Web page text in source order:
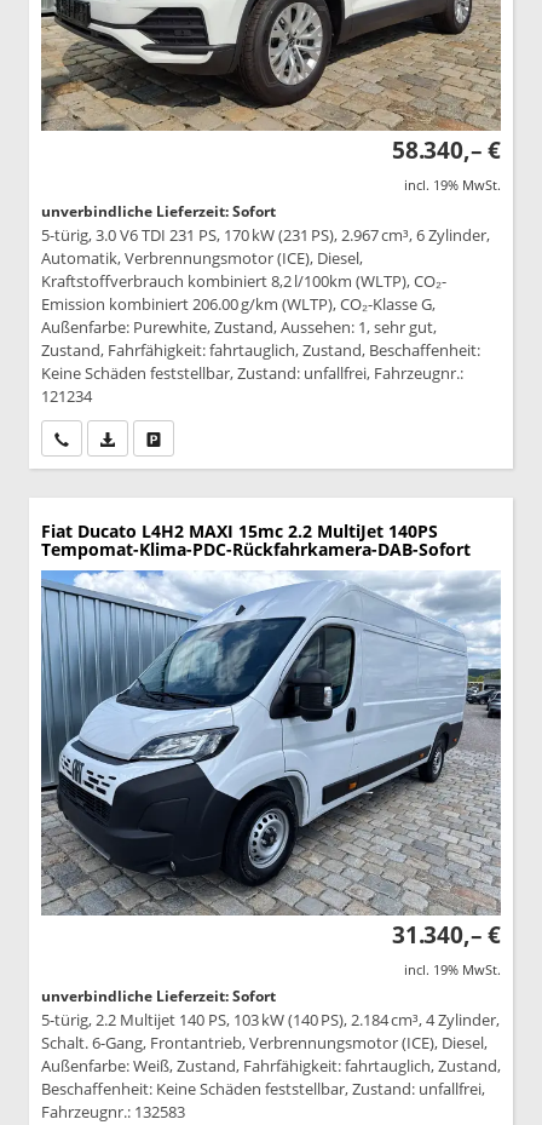
58.340,– €
incl. 19% MwSt.
unverbindliche Lieferzeit: Sofort
5-türig, 3.0 V6 TDI 231 PS, 170 kW (231 PS), 2.967 cm³, 6 Zylinder,
Automatik, Verbrennungsmotor (ICE), Diesel,
Kraftstoffverbrauch kombiniert 8,2 l/100km (WLTP), CO₂-
Emission kombiniert 206.00 g/km (WLTP), CO₂-Klasse G,
Außenfarbe: Purewhite, Zustand, Aussehen: 1, sehr gut,
Zustand, Fahrfähigkeit: fahrtauglich, Zustand, Beschaffenheit:
Keine Schäden feststellbar, Zustand: unfallfrei, Fahrzeugnr.:
121234
Wir rufen Sie anPDF-Datei, Fahrzeugexposé drucken
Fiat Ducato L4H2 MAXI 15mc 2.2 MultiJet 140PS
Tempomat-Klima-PDC-Rückfahrkamera-DAB-Sofort
31.340,– €
incl. 19% MwSt.
unverbindliche Lieferzeit: Sofort
5-türig, 2.2 Multijet 140 PS, 103 kW (140 PS), 2.184 cm³, 4 Zylinder,
Schalt. 6-Gang, Frontantrieb, Verbrennungsmotor (ICE), Diesel,
Außenfarbe: Weiß, Zustand, Fahrfähigkeit: fahrtauglich, Zustand,
Beschaffenheit: Keine Schäden feststellbar, Zustand: unfallfrei,
Fahrzeugnr.: 132583